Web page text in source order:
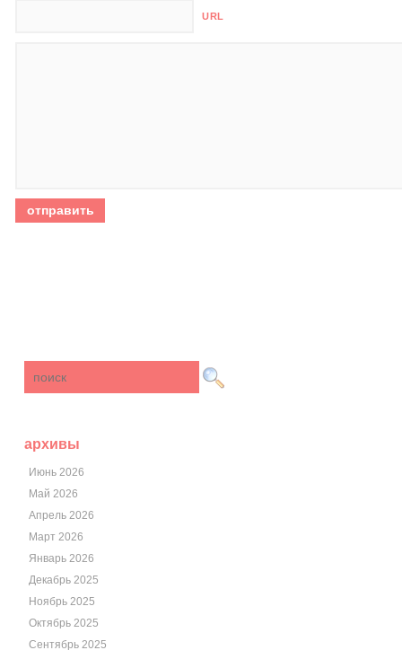
URL
архивы
Июнь 2026
Май 2026
Апрель 2026
Март 2026
Январь 2026
Декабрь 2025
Ноябрь 2025
Октябрь 2025
Сентябрь 2025